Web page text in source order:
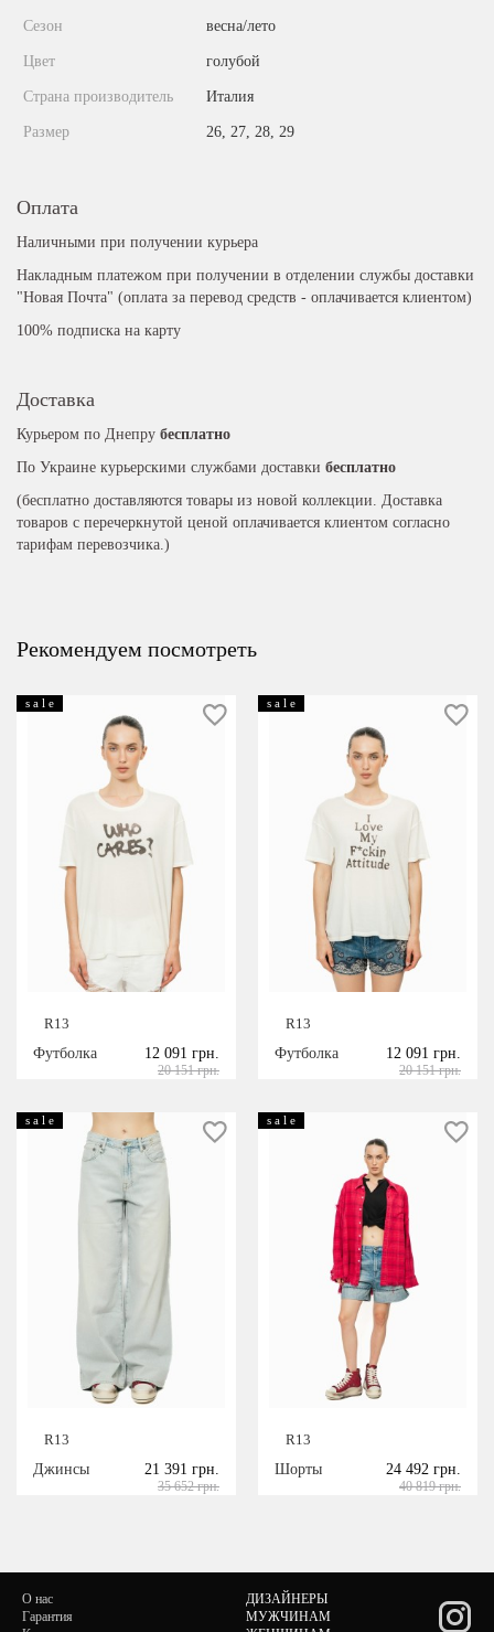
Сезон весна/лето
Цвет голубой
Страна производитель Италия
Размер 26, 27, 28, 29
Оплата
Наличными при получении курьера
Накладным платежом при получении в отделении службы доставки
"Новая Почта" (оплата за перевод средств - оплачивается клиентом)
100% подписка на карту
Доставка
Курьером по Днепру бесплатно
По Украине курьерскими службами доставки бесплатно
(бесплатно доставляются товары из новой коллекции. Доставка
товаров с перечеркнутой ценой оплачивается клиентом согласно
тарифам перевозчика.)
Рекомендуем посмотреть
s a l e
R13
Футболка
12 091 грн.
20 151 грн.
s a l e
R13
Футболка
12 091 грн.
20 151 грн.
s a l e
R13
Джинсы
21 391 грн.
35 652 грн.
s a l e
R13
Шорты
24 492 грн.
40 819 грн.
О нас
Гарантия
ДИЗАЙНЕРЫ
МУЖЧИНАМ